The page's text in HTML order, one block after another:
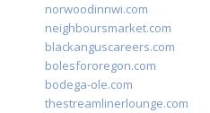
norwoodinnwi.com
neighboursmarket.com
blackanguscareers.com
bolesfororegon.com
bodega-ole.com
thestreamlinerlounge.com